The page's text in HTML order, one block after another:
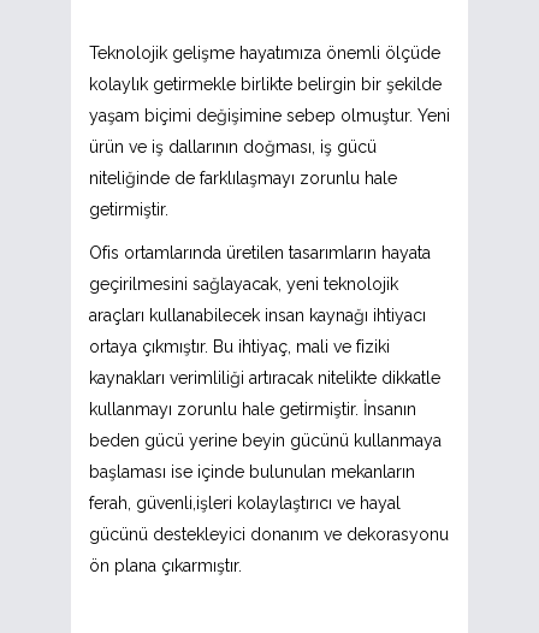
Teknolojik gelişme hayatımıza önemli ölçüde
kolaylık getirmekle birlikte belirgin bir şekilde
yaşam biçimi değişimine sebep olmuştur. Yeni
ürün ve iş dallarının doğması, iş gücü
niteliğinde de farklılaşmayı zorunlu hale
getirmiştir.
Ofis ortamlarında üretilen tasarımların hayata
geçirilmesini sağlayacak, yeni teknolojik
araçları kullanabilecek insan kaynağı ihtiyacı
ortaya çıkmıştır. Bu ihtiyaç, mali ve fiziki
kaynakları verimliliği artıracak nitelikte dikkatle
kullanmayı zorunlu hale getirmiştir. İnsanın
beden gücü yerine beyin gücünü kullanmaya
başlaması ise içinde bulunulan mekanların
ferah, güvenli,işleri kolaylaştırıcı ve hayal
gücünü destekleyici donanım ve dekorasyonu
ön plana çıkarmıştır.